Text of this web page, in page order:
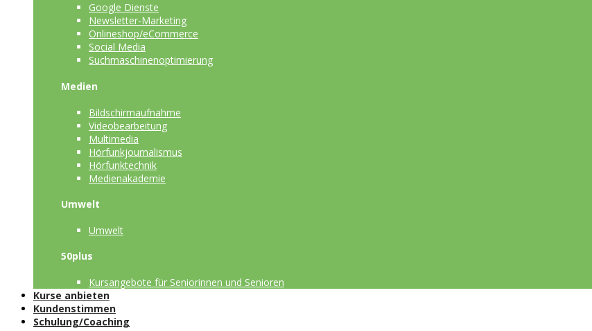
Google Dienste
Newsletter-Marketing
Onlineshop/eCommerce
Social Media
Suchmaschinenoptimierung
Medien
Bildschirmaufnahme
Videobearbeitung
Multimedia
Hörfunkjournalismus
Hörfunktechnik
Medienakademie
Umwelt
Umwelt
50plus
Kursangebote für Seniorinnen und Senioren
Kurse anbieten
Kundenstimmen
Schulung/Coaching